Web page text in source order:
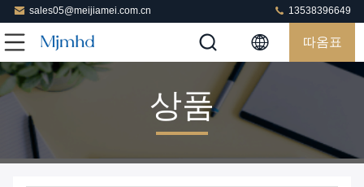
sales05@meijiamei.com.cn 13538396649
따옴표
상품